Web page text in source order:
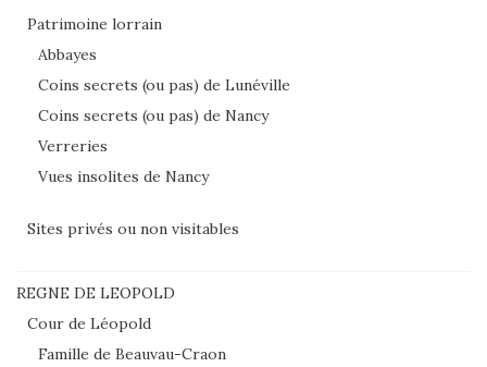
Patrimoine lorrain
Abbayes
Coins secrets (ou pas) de Lunéville
Coins secrets (ou pas) de Nancy
Verreries
Vues insolites de Nancy
Sites privés ou non visitables
REGNE DE LEOPOLD
Cour de Léopold
Famille de Beauvau-Craon